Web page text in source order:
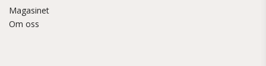
Magasinet
Om oss